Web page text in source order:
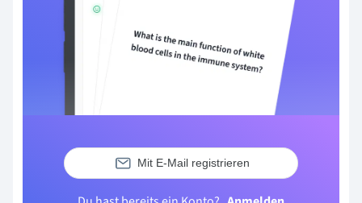
Mit E-Mail registrieren